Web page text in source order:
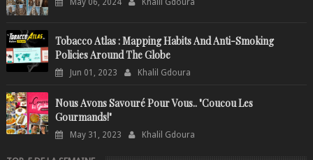
Tobacco Atlas : Mapping Habits And Anti-Smoking
Policies Around The Globe
Jun 01, 2023 Khalil Gdoura
Nous Avons Savouré Pour Vous.. "Coucou Les
Gourmands!"
May 31, 2023 Khalil Gdoura